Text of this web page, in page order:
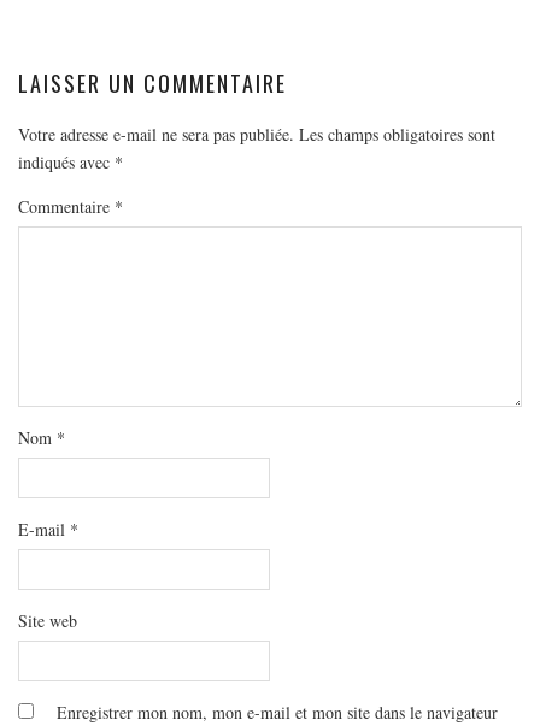
OCÉANIE
ARTICLES PRATIQUES
BEAUTÉ
ME CONTACTER
A PROPOS
PARUTIONS ET PARTENARIATS
LAISSER UN COMMENTAIRE
Votre adresse e-mail ne sera pas publiée. Les champs obligatoires sont
indiqués avec *
Commentaire *
Nom *
E-mail *
Site web
Enregistrer mon nom, mon e-mail et mon site dans le navigateur